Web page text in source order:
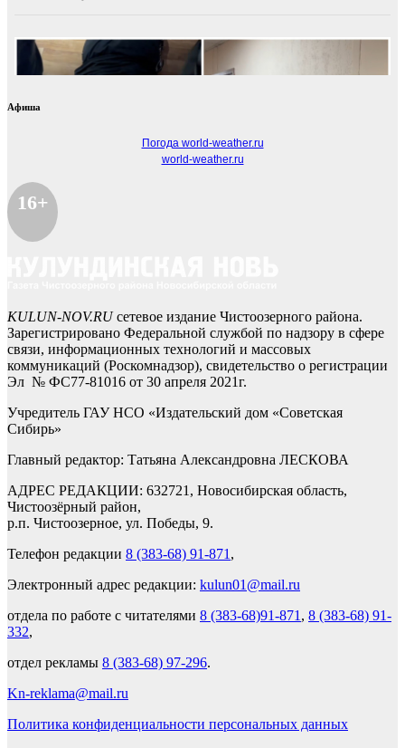
Афиша
Погода world-weather.ru
world-weather.ru
16+
KULUN-NOV.RUсетевое издание Чистоозерного района.
Зарегистрировано Федеральной службой по надзору в сфере
связи, информационных технологий и массовых
коммуникаций (Роскомнадзор), свидетельство о регистрации
Эл № ФС77-81016 от 30 апреля 2021г.
Учредитель ГАУ НСО «Издательский дом «Советская
Сибирь»
Главный редактор: Татьяна Александровна ЛЕСКОВА
АДРЕС РЕДАКЦИИ: 632721, Новосибирская область,
Чистоозёрный район,
р.п. Чистоозерное, ул. Победы, 9.
Телефон редакции 8 (383-68) 91-871 ,
Электронный адрес редакции: kulun01@mail.ru
отдела по работе с читателями 8 (383-68)91-871 , 8 (383-68) 91-
332,
отдел рекламы 8 (383-68) 97-296.
Kn-reklama@mail.ru
Политика конфиденциальности персональных данных